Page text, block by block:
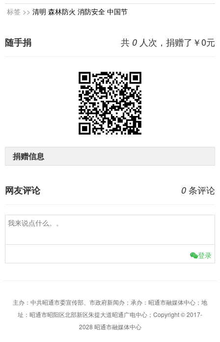
标签 >> 清明 森林防火 消防安全 中国节
共 0 人次，捐赠了￥0元
随手捐
捐赠信息
0 条评论
网友评论
登录
主办：中共昭通市委宣传部、市政府新闻办；承办：昭通市融媒体中心；地
址：昭通市昭阳区北部新区朱提大道昭通广电中心；Copyright © 2017-
2028 昭通市融媒体中心